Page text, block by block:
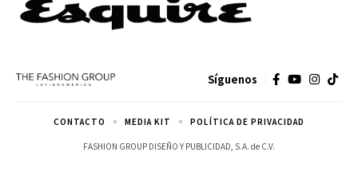
Síguenos
FASHION GROUP DISEÑO Y PUBLICIDAD, S.A. de C.V.
CONTACTO MEDIA KIT POLÍTICA DE PRIVACIDAD